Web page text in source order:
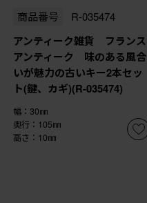
商品番号 R-035474
アンティーク雑貨 フランス
アンティーク 味のある風合
いが魅力の古いキー2本セッ
ト(鍵、カギ)(R-035474)
幅：30㎜
奥行：105㎜
高さ：10㎜